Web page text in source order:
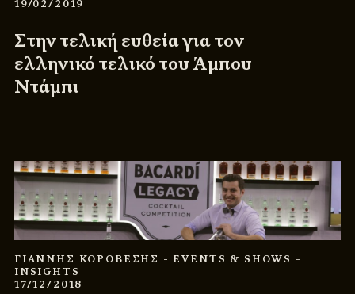
19/02/2019
Στην τελική ευθεία για τον
ελληνικό τελικό του Άμπου
Ντάμπι
ΓΙΑΝΝΗΣ ΚΟΡΟΒΕΣΗΣ - EVENTS & SHOWS -
INSIGHTS
17/12/2018